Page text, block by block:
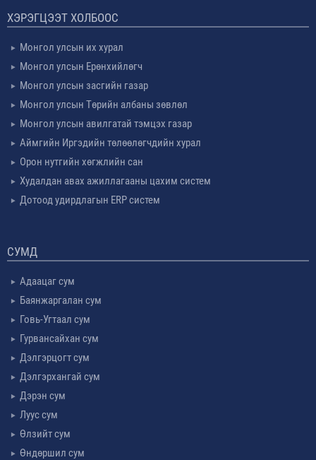
ХЭРЭГЦЭЭТ ХОЛБООС
Монгол улсын их хурал
Монгол улсын Ерөнхийлөгч
Монгол улсын засгийн газар
Монгол улсын Төрийн албаны зөвлөл
Монгол улсын авилгатай тэмцэх газар
Аймгийн Иргэдийн төлөөлөгчдийн хурал
Орон нутгийн хөгжлийн сан
Худалдан авах ажиллагааны цахим систем
Дотоод удирдлагын ERP систем
СУМД
Адаацаг сум
Баянжаргалан сум
Говь-Угтаал сум
Гурвансайхан сум
Дэлгэрцогт сум
Дэлгэрхангай сум
Дэрэн сум
Луус сум
Өлзийт сум
Өндөршил сум